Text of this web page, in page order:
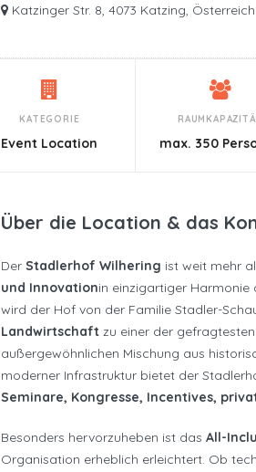
Katzinger Str. 8, 4073 Katzing, Österreich
KATEGORIE
Event Location max. 350
Über die Location & das
Der Stadlerhof Wilhering ist weit mehr
und Innovationin einzigartiger Harmonie
wird der Hof von der Familie Stadler-
Landwirtschaft zu einer der gefragtesten
außergewöhnlichen Mischung aus
moderner Infrastruktur bietet der
Seminare, Kongresse, Incentives,
Besonders hervorzuheben ist das All-
Organisation erheblich erleichtert. Ob